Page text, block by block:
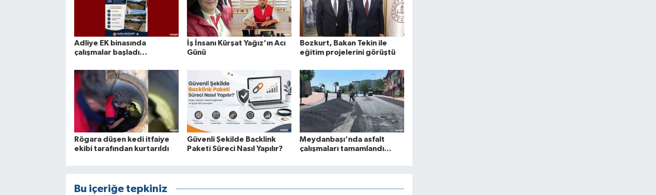
Adliye EK binasında
çalışmalar başladı…
İş İnsanı Kürşat Yağız’ın Acı
Günü
Bozkurt, Bakan Tekin ile
eğitim projelerini görüştü
Rögara düşen kedi itfaiye
ekibi tarafından kurtarıldı
Güvenli Şekilde Backlink
Paketi Süreci Nasıl Yapılır?
Meydanbaşı'nda asfalt
çalışmaları tamamlandı...
Bu içeriğe tepkiniz